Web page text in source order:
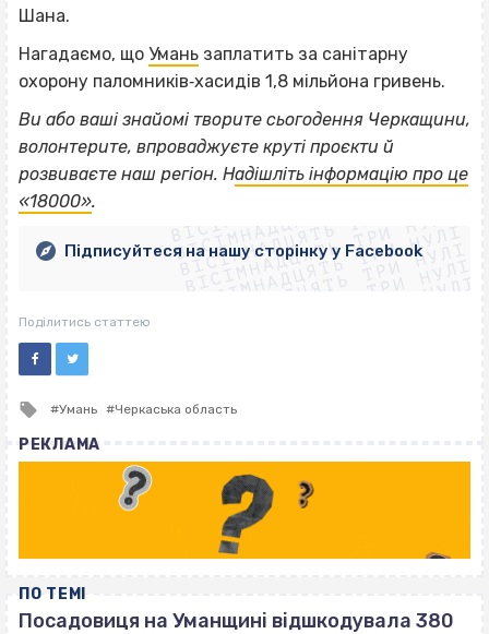
Шана.
Нагадаємо, що Умань заплатить за санітарну
охорону паломників‐хасидів 1,8 мільйона гривень.
Ви або ваші знайомі творите сьогодення Черкащини,
волонтерите, впроваджуєте круті проєкти й
розвиваєте наш регіон. Надішліть інформацію про це
«18000». ВІСІМНАДЦЯТЬ ТРИ НУЛІ
ВІСІМНАДЦЯТЬ ТРИ НУЛІ
ВІСІМНАДЦЯТЬ ТРИ НУЛІ
ВІСІМНАДЦЯТЬ ТРИ НУЛІ
ВІСІМНАДЦЯТЬ ТРИ НУЛІ
ВІСІМНАДЦЯТЬ ТРИ НУЛІ
ВІСІМНАДЦЯТЬ ТРИ НУЛІ
ВІСІМНАДЦЯТЬ ТРИ НУЛІ
Підписуйтеся на нашу сторінку у Facebook
Поділитись статтею
Tagged
Умань Черкаська область
РЕКЛАМА
ПО ТЕМІ
Посадовиця на Уманщині відшкодувала 380